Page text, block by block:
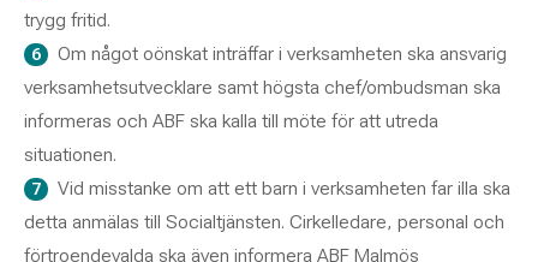
trygg fritid.
Om något oönskat inträffar i verksamheten ska ansvarig
verksamhetsutvecklare samt högsta chef/ombudsman ska
informeras och ABF ska kalla till möte för att utreda
situationen.
Vid misstanke om att ett barn i verksamheten far illa ska
detta anmälas till Socialtjänsten. Cirkelledare, personal och
förtroendevalda ska även informera ABF Malmös